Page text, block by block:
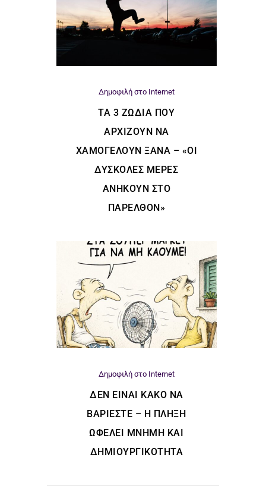
Δημοφιλή στο Internet
ΤΑ 3 ΖΏΔΙΑ ΠΟΥ
ΑΡΧΊΖΟΥΝ ΝΑ
ΧΑΜΟΓΕΛΟΎΝ ΞΑΝΆ – «ΟΙ
ΔΎΣΚΟΛΕΣ ΜΈΡΕΣ
ΑΝΉΚΟΥΝ ΣΤΟ
ΠΑΡΕΛΘΌΝ»
Δημοφιλή στο Internet
ΔΕΝ ΕΊΝΑΙ ΚΑΚΌ ΝΑ
ΒΑΡΙΈΣΤΕ – Η ΠΛΉΞΗ
ΩΦΕΛΕΊ ΜΝΉΜΗ ΚΑΙ
ΔΗΜΙΟΥΡΓΙΚΌΤΗΤΑ